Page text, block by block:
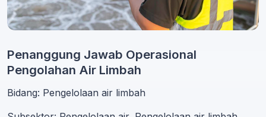
Penanggung Jawab Operasional
Pengolahan Air Limbah
Bidang: Pengelolaan air limbah